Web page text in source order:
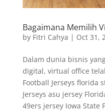
Bagaimana Memilih
by Fitri Cahya | Oct 31,
Dalam dunia bisnis
digital, virtual office
Football Jerseys florida
Jerseys asu jersey
49ers jersey Iowa State